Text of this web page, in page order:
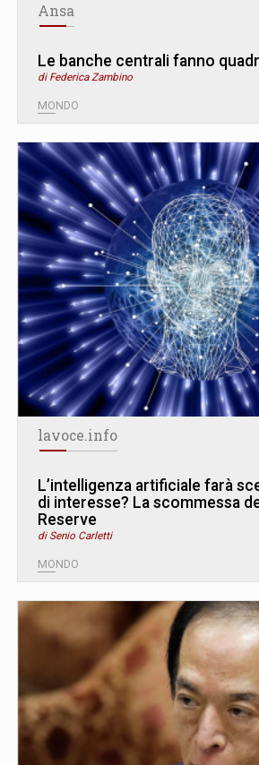
Ansa
Le banche centrali fanno
di Federica Zambino
MONDO
lavoce.info
L’intelligenza artificiale farà
di interesse? La scommessa
Reserve
di Senio Carletti
MONDO